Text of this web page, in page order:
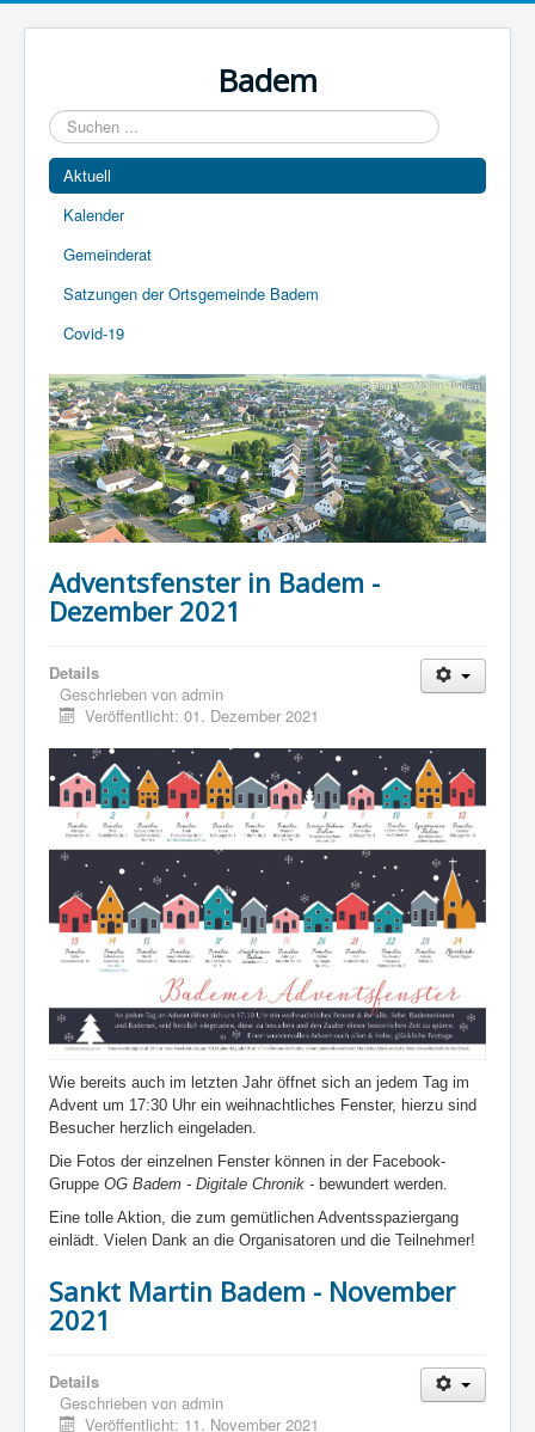
Badem
Suchen
...
Aktuell
Kalender
Gemeinderat
Satzungen der Ortsgemeinde Badem
Covid-19
Adventsfenster in Badem -
Dezember 2021
Details
Geschrieben von admin
Veröffentlicht: 01. Dezember 2021
Wie bereits auch im letzten Jahr öffnet sich an jedem Tag im
Advent um 17:30 Uhr ein weihnachtliches Fenster, hierzu sind
Besucher herzlich eingeladen.
Die Fotos der einzelnen Fenster können in der Facebook-
Gruppe OG Badem - Digitale Chronik - bewundert werden.
Eine tolle Aktion, die zum gemütlichen Adventsspaziergang
einlädt. Vielen Dank an die Organisatoren und die Teilnehmer!
Sankt Martin Badem - November
2021
Details
Geschrieben von admin
Veröffentlicht: 11. November 2021